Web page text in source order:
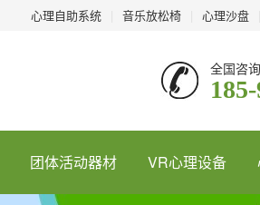
心理自助系统 音乐放松椅 心理沙盘
全国咨询
团体活动器材 VR心理设备